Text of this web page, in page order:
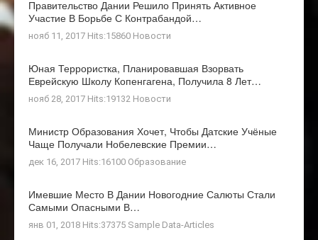
Правительство Дании Решило Принять Активное
Участие В Борьбе С Контрабандой…
нояб 11, 2017 Hits:15860 Новости
Юная Террористка, Планировавшая Взорвать
Еврейскую Школу Копенгагена, Получила 8 Лет…
нояб 28, 2017 Hits:19132 Новости
Министр Образования Хочет, Чтобы Датские Учёные
Чаще Получали Нобелевские Премии…
дек 16, 2017 Hits:16100 Образование
Имевшие Место В Дании Новогодние Салюты Стали
Самыми Опасными В…
янв 01, 2018 Hits:37375 Sample Data-Articles